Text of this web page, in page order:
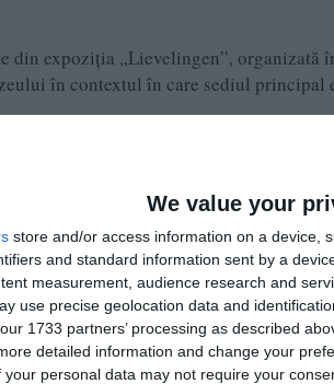
We value your
store and/or access information on a device,
and standard information sent by a
measurement, audience research and
use precise geolocation data and
1733 partners’ processing as described
detailed information and change your
personal data may not require your
din expoziția „Lievelingen”, organizată
în contextul în care sediul principal
Bruegel și Salvador Dalí, tabloul lui
pe Google News Urmărește-ne pe
Ti-a placut articolul?